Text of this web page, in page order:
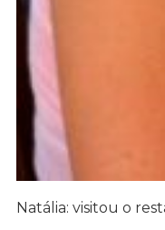
Natália: visitou o